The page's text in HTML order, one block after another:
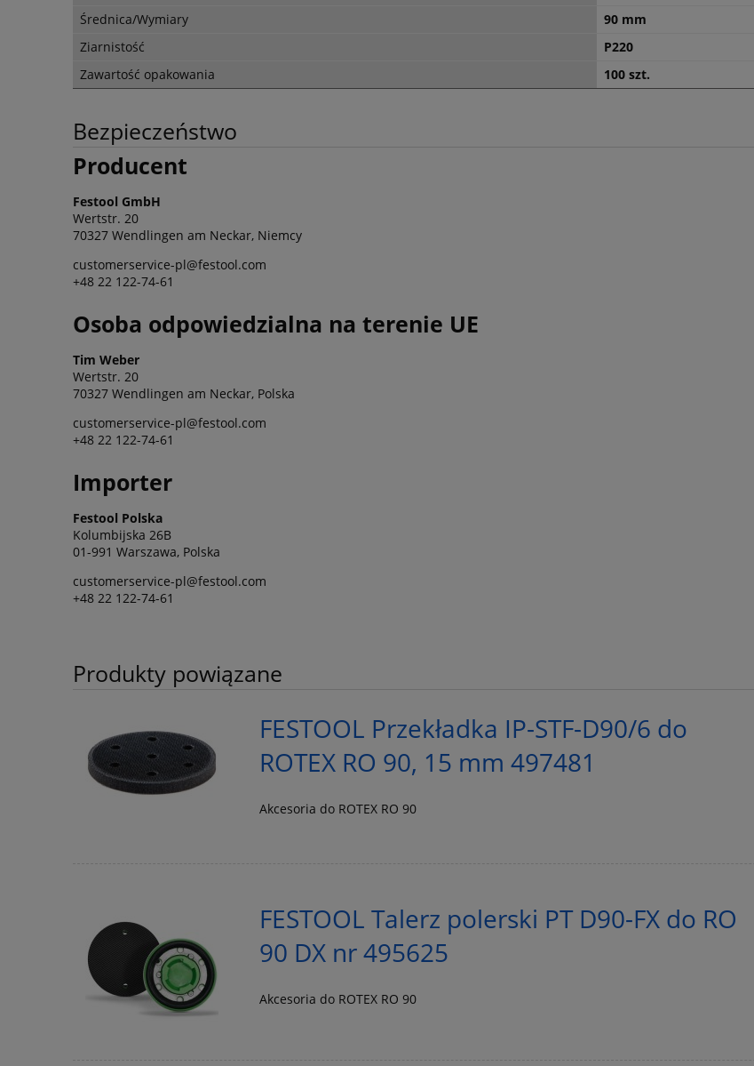
Średnica/Wymiary
90 mm
Ziarnistość
P220
Zawartość opakowania
100 szt.
Bezpieczeństwo
Producent
Festool GmbH
Wertstr. 20
70327 Wendlingen am Neckar, Niemcy
customerservice-pl@festool.com
+48 22 122-74-61
Osoba odpowiedzialna na terenie UE
Tim Weber
Wertstr. 20
70327 Wendlingen am Neckar, Polska
customerservice-pl@festool.com
+48 22 122-74-61
Importer
Festool Polska
Kolumbijska 26B
01-991 Warszawa, Polska
customerservice-pl@festool.com
+48 22 122-74-61
Produkty powiązane
FESTOOL Przekładka IP-STF-D90/6 do
ROTEX RO 90, 15 mm 497481
Akcesoria do ROTEX RO 90
FESTOOL Talerz polerski PT D90-FX do RO
90 DX nr 495625
Akcesoria do ROTEX RO 90